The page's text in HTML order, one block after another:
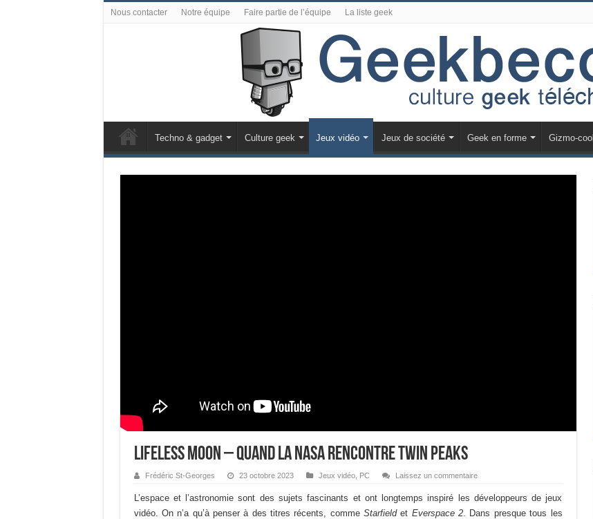
Nous contacter Notre équipe Faire partie de l’équipe La liste geek
Techno & gadget Culture geek Jeux vidéo Jeux de société Geek en forme Gizmo-cool
Lifeless Moon – Quand la NASA rencontre Twin Peaks
Frédéric St-Georges 23 octobre 2023 Jeux vidéo, PC Laissez un commentaire
L’espace et l’astronomie sont des sujets fascinants et ont longtemps inspiré les développeurs de jeux
vidéo. On n’a qu’à penser à des titres récents, commeStarfieldet Everspace 2. Dans presque tous les